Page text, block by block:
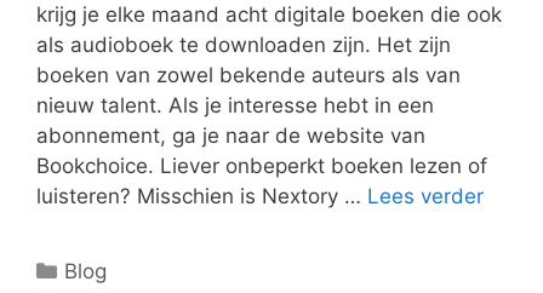
krijg je elke maand acht digitale boeken die ook
als audioboek te downloaden zijn. Het zijn
boeken van zowel bekende auteurs als van
nieuw talent. Als je interesse hebt in een
abonnement, ga je naar de website van
Bookchoice. Liever onbeperkt boeken lezen of
luisteren? Misschien is Nextory … Lees verder
Categorieën
Blog